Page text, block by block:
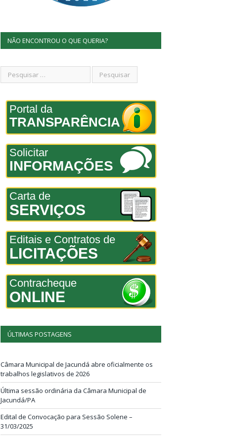
NÃO ENCONTROU O QUE QUERIA?
Portal da
TRANSPARÊNCIA
Solicitar
INFORMAÇÕES
Carta de
SERVIÇOS
Editais e Contratos de
LICITAÇÕES
Contracheque
ONLINE
ÚLTIMAS POSTAGENS
Câmara Municipal de Jacundá abre oficialmente os
trabalhos legislativos de 2026
Última sessão ordinária da Câmara Municipal de
Jacundá/PA
Edital de Convocação para Sessão Solene –
31/03/2025